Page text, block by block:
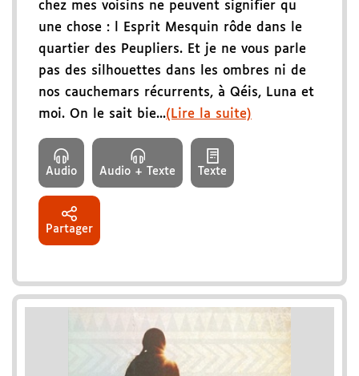
chez mes voisins ne peuvent signifier qu
une chose : l Esprit Mesquin rôde dans le
quartier des Peupliers. Et je ne vous parle
pas des silhouettes dans les ombres ni de
nos cauchemars récurrents, à Qéis, Luna et
moi. On le sait bie...(Lire la suite)
Audio Audio + Texte Texte
Partager